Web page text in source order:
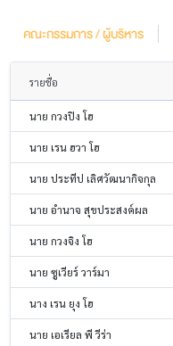
คณะกรรมการ / ผู้บริหาร
รายชื่อ
นาย กวงปิง โฮ
นาย เรน ฮวา โฮ
นาย ประทีป เลิศวัฒนากิจกุล
นาย อำนาจ สุขประสงค์ผล
นาย กวงจิง โฮ
นาย ซูเวียร์ วาร์มา
นาง เรน ยุง โฮ
นาย เอเรียล พี วีร่า